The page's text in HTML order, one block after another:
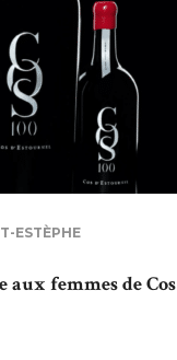
ESTÈPHE
aux femmes de Cos